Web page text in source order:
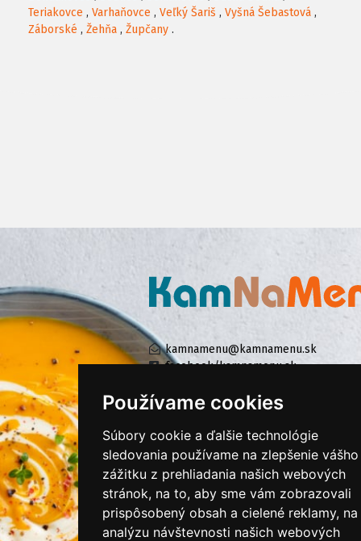
Používame cookies
Súbory cookie a ďalšie technológie
sledovania používame na zlepšenie vášho
zážitku z prehliadania našich webových
stránok, na to, aby sme vám zobrazovali
prispôsobený obsah a cielené reklamy, na
analýzu návštevnosti našich webových
Teriakovce , Varhaňovce , Veľký Šariš , Vyšná Šebastová ,
Záborské , Žehňa , Župčany .
kamnamenu@kamnamenu.sk
facebook/kamnamenu.sk
KONTAKTUJTE NÁS
PRIHLÁSIŤ SA DO ZÁKAZNÍCKEJ ZÓNY